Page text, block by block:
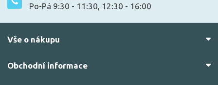
Po-Pá 9:30 - 11:30, 12:30 - 16:00
Vše o nákupu
Obchodní informace